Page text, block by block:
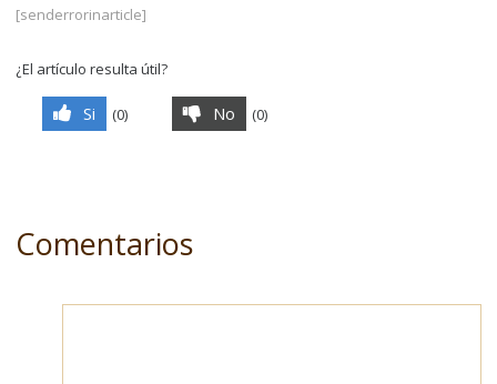
[senderrorinarticle]
¿El artículo resulta útil?
Si (0) No (0)
Comentarios